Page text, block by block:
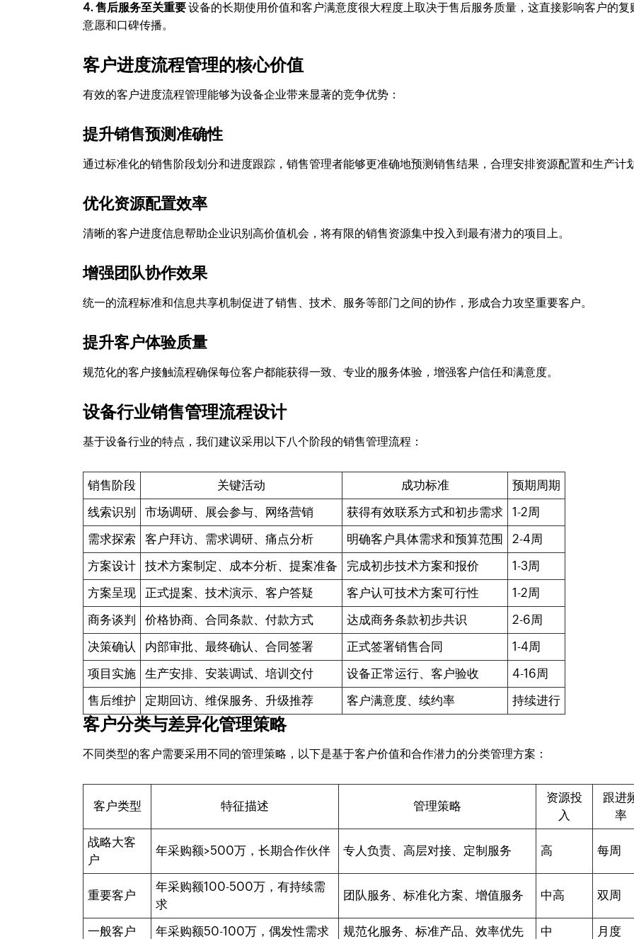
4. 售后服务至关重要设备的长期使用价值和客户满意度很大程度上取决于售后服务质量，这直接影响客户的复
意愿和口碑传播。
客户进度流程管理的核心价值
有效的客户进度流程管理能够为设备企业带来显著的竞争优势：
提升销售预测准确性
通过标准化的销售阶段划分和进度跟踪，销售管理者能够更准确地预测销售结果，合理安排资源配置和生产计
优化资源配置效率
清晰的客户进度信息帮助企业识别高价值机会，将有限的销售资源集中投入到最有潜力的项目上。
增强团队协作效果
统一的流程标准和信息共享机制促进了销售、技术、服务等部门之间的协作，形成合力攻坚重要客户。
提升客户体验质量
规范化的客户接触流程确保每位客户都能获得一致、专业的服务体验，增强客户信任和满意度。
设备行业销售管理流程设计
基于设备行业的特点，我们建议采用以下八个阶段的销售管理流程：
销售阶段 关键活动 成功标准
预期周期
线索识别
市场调研、展会参与、网络营销 获得有效联系方式和初步需求
1-2周
需求探索
客户拜访、需求调研、痛点分析 明确客户具体需求和预算范围
2-4周
方案设计
技术方案制定、成本分析、提案准备 完成初步技术方案和报价
1-3周
方案呈现
正式提案、技术演示、客户答疑 客户认可技术方案可行性
1-2周
商务谈判
价格协商、合同条款、付款方式 达成商务条款初步共识
2-6周
决策确认
内部审批、最终确认、合同签署 正式签署销售合同
1-4周
项目实施
生产安排、安装调试、培训交付 设备正常运行、客户验收
4-16周
售后维护
定期回访、维保服务、升级推荐 客户满意度、续约率 持续进行
客户分类与差异化管理策略
不同类型的客户需要采用不同的管理策略，以下是基于客户价值和合作潜力的分类管理方案：
客户类型 特征描述 管理策略
资源投
入
跟进
率
战略大客
户
年采购额>500万，长期合作伙伴 专人负责、高层对接、定制服务 高 每周
重要客户
年采购额100-500万，有持续需
求
团队服务、标准化方案、增值服务 中高 双周
一般客户 年采购额50-100万，偶发性需求 规范化服务、标准产品、效率优先 中
月度